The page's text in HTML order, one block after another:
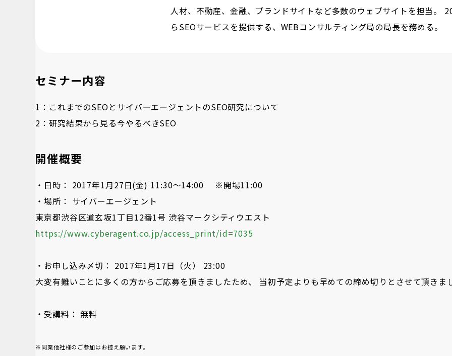
人材、不動産、金融、ブランドサイトなど多数のウェブサイトを担当。
らSEOサービスを提供する、WEBコンサルティング局の局長を務める。
セミナー内容
1：これまでのSEOとサイバーエージェントのSEO研究について
2：研究結果から見る今やるべきSEO
開催概要
・日時： 2017年1月27日(金) 11:30～14:00 ※開場11:00
・場所： サイバーエージェント
東京都渋谷区道玄坂1丁目12番1号 渋谷マークシティウエスト
https://www.cyberagent.co.jp/access_print/id=7035
・お申し込み〆切： 2017年1月17日（火） 23:00
大変有難いことに多くの方からご応募を頂きましたため、 当初予定よりも早めての締め切りとさせて頂きま
・受講料： 無料
※同業他社様のご参加はお控え願います。